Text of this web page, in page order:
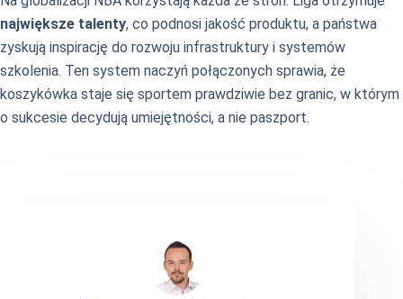
największe talenty, co podnosi jakość produktu, a państwa
zyskują inspirację do rozwoju infrastruktury i systemów
szkolenia. Ten system naczyń połączonych sprawia, że
koszykówka staje się sportem prawdziwie bez granic, w którym
o sukcesie decydują umiejętności, a nie paszport.